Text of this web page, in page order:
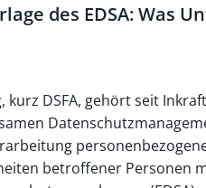
des EDSA: Was
DSFA, gehört seit
betroffener Personen